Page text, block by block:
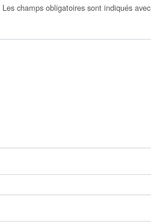
Les champs obligatoires sont indiqués avec